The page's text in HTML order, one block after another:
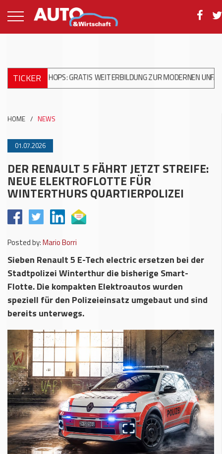
TICKERGRATIS WEITERBILDUNG ZUR MODERNEN
HOME / NEWS
01.07.2026
DER RENAULT 5 FÄHRT JETZT STREIFE:
NEUE ELEKTROFLOTTE FÜR
WINTERTHURS QUARTIERPOLIZEI
Posted by:Mario Borri
Sieben Renault 5 E-Tech electric ersetzen bei der
Stadtpolizei Winterthur die bisherige Smart-
Flotte. Die kompakten Elektroautos wurden
speziell für den Polizeieinsatz umgebaut und sind
bereits unterwegs.